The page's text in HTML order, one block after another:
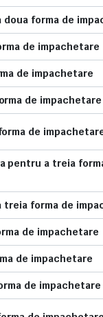
doua forma de
de impachetare
de impachetare
de impachetare
de
pentru a treia
treia forma de
de impachetare
de impachetare
de impachetare